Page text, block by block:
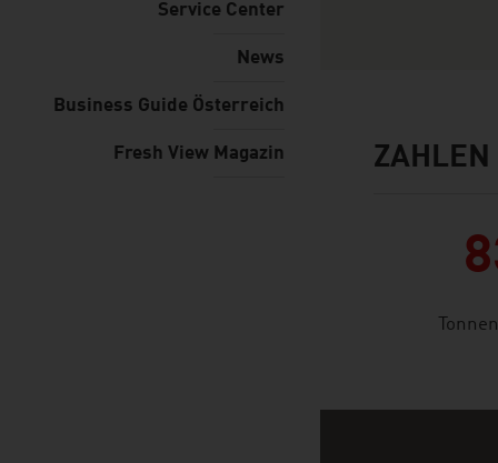
Service Center
News
Business Guide Österreich
Fresh View Magazin facts & figures
ZAHLEN